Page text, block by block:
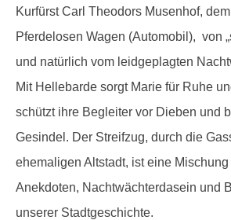
Kurfürst Carl Theodors Musenhof,
Pferdelosen Wagen (Automobil), von
und natürlich vom leidgeplagten
Mit Hellebarde sorgt Marie für Ruhe
schützt ihre Begleiter vor Dieben und
Gesindel. Der Streifzug, durch die
ehemaligen Altstadt, ist eine
Anekdoten, Nachtwächterdasein und
unserer Stadtgeschichte.